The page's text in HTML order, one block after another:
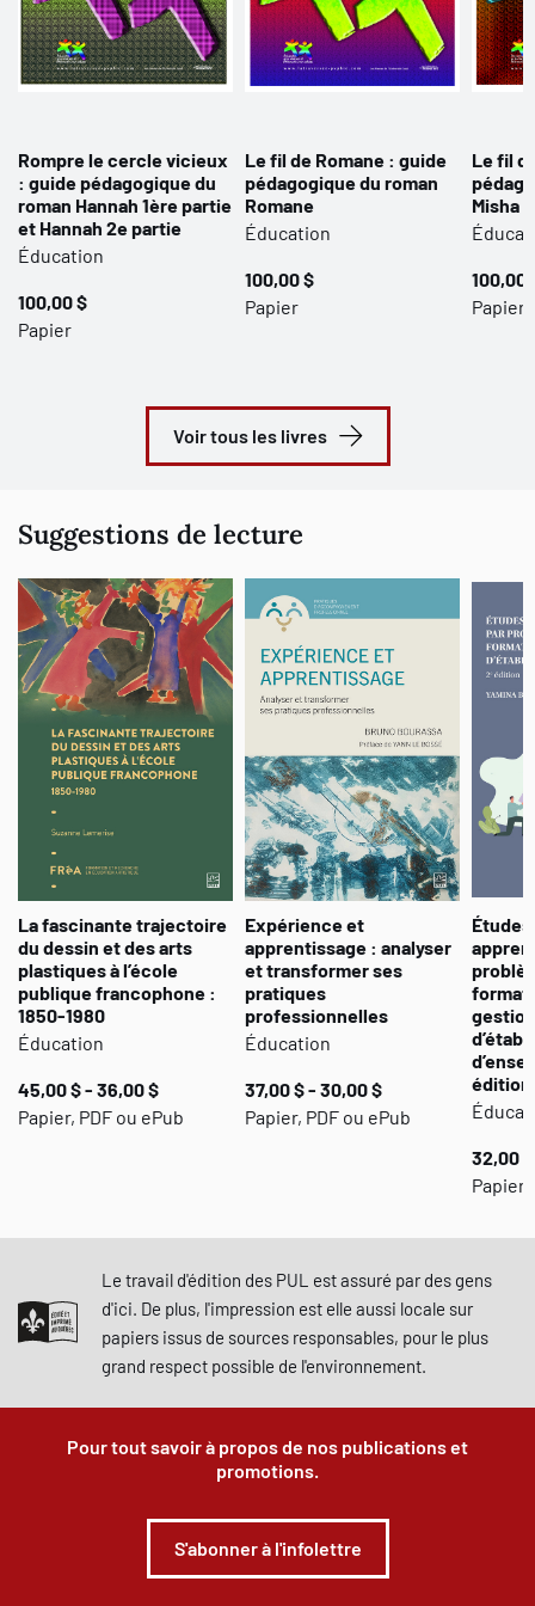
Rompre le cercle vicieux
: guide pédagogique du
roman Hannah 1ère partie
et Hannah 2e partie
Éducation
100,00 $
Papier
Le fil de Romane : guide
pédagogique du roman
Romane
Éducation
100,00 $
Papier
Le fil
Misha
100,00
Papier
Voir tous les livres
Suggestions de lecture
La fascinante trajectoire
du dessin et des arts
plastiques à l’école
publique francophone :
1850-1980
Éducation
45,00 $ - 36,00 $
Papier, PDF ou ePub
Expérience et
apprentissage : analyser
et transformer ses
pratiques
professionnelles
Éducation
37,00 $ - 30,00 $
Papier, PDF ou ePub
32,00
Papier,
Le travail d'édition des PUL est assuré par des gens
d'ici. De plus, l'impression est elle aussi locale sur
papiers issus de sources responsables, pour le plus
grand respect possible de l'environnement.
Pour tout savoir à propos de nos publications et
promotions.
S'abonner à l'infolettre